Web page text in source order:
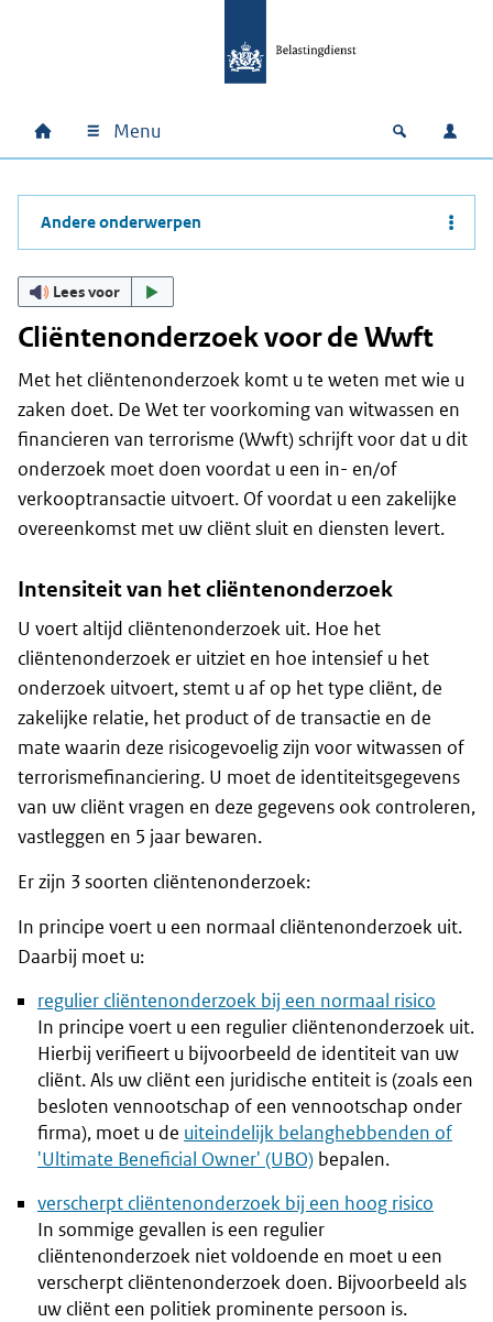
Hoofdnavigatie
Home Menu Open
Andere onderwerpen
Lees voor
Cliëntenonderzoek voor de Wwft
Met het cliëntenonderzoek komt u te weten met wie u
zaken doet. De Wet ter voorkoming van witwassen en
financieren van terrorisme (Wwft) schrijft voor dat u dit
onderzoek moet doen voordat u een in- en/of
verkooptransactie uitvoert. Of voordat u een zakelijke
overeenkomst met uw cliënt sluit en diensten levert.
Intensiteit van het cliëntenonderzoek
U voert altijd cliëntenonderzoek uit. Hoe het
cliëntenonderzoek er uitziet en hoe intensief u het
onderzoek uitvoert, stemt u af op het type cliënt, de
zakelijke relatie, het product of de transactie en de
mate waarin deze risicogevoelig zijn voor witwassen of
terrorismefinanciering. U moet de identiteitsgegevens
van uw cliënt vragen en deze gegevens ook controleren,
vastleggen en 5 jaar bewaren.
Er zijn 3 soorten cliëntenonderzoek:
In principe voert u een normaal cliëntenonderzoek uit.
Daarbij moet u:
regulier cliëntenonderzoek bij een normaal risico
In principe voert u een regulier cliëntenonderzoek uit.
Hierbij verifieert u bijvoorbeeld de identiteit van uw
cliënt. Als uw cliënt een juridische entiteit is (zoals een
besloten vennootschap of een vennootschap onder
firma), moet u de uiteindelijk belanghebbenden of
'Ultimate Beneficial Owner' (UBO) bepalen.
verscherpt cliëntenonderzoek bij een hoog risico
In sommige gevallen is een regulier
cliëntenonderzoek niet voldoende en moet u een
verscherpt cliëntenonderzoek doen. Bijvoorbeeld als
uw cliënt een politiek prominente persoon is.